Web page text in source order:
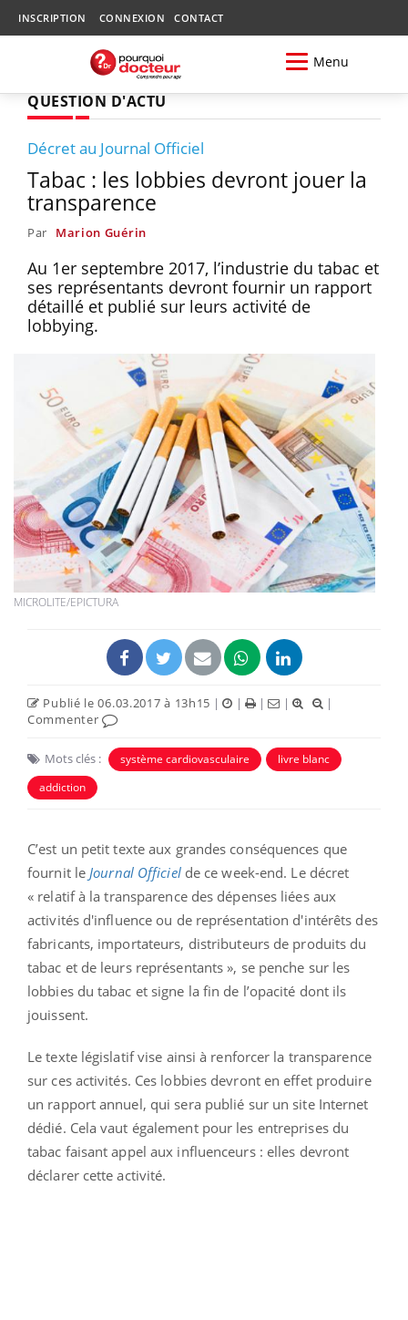
INSCRIPTION CONNEXION CONTACT
Menu
QUESTION D'ACTU
Décret au Journal Officiel
Tabac : les lobbies devront jouer la
transparence
Par Marion Guérin
Au 1er septembre 2017, l’industrie du tabac et
ses représentants devront fournir un rapport
détaillé et publié sur leurs activité de
lobbying.
MICROLITE/EPICTURA
Publié le 06.03.2017 à 13h15 | | | |
|
Commenter
Mots clés : système cardiovasculaire
livre blanc
addiction
C’est un petit texte aux grandes conséquences que
fournit le Journal Officielde ce week-end. Le décret
« relatif à la transparence des dépenses liées aux
activités d'influence ou de représentation d'intérêts des
fabricants, importateurs, distributeurs de produits du
tabac et de leurs représentants », se penche sur les
lobbies du tabac et signe la fin de l’opacité dont ils
jouissent.
Le texte législatif vise ainsi à renforcer la transparence
sur ces activités. Ces lobbies devront en effet produire
un rapport annuel, qui sera publié sur un site Internet
dédié. Cela vaut également pour les entreprises du
tabac faisant appel aux influenceurs : elles devront
déclarer cette activité.